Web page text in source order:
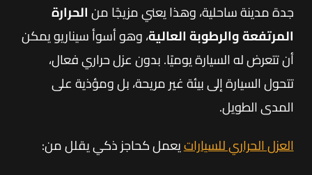
جدة مدينة ساحلية، وهذا يعني مزيجًا منالحرارة
المرتفعة والرطوبة العالية، وهو أسوأ سيناريو يمكن
أن تتعرض له السيارة يوميًا. بدون عزل حراري فعال،
تتحول السيارة إلى بيئة غير مريحة، بل ومؤذية على
المدى الطويل.
العزل الحراري للسياراتيعمل كحاجز ذكي يقلل من: